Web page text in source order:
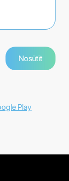
Play